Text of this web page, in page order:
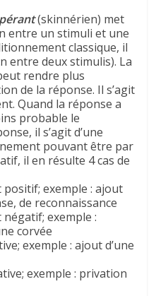
(skinnérien) met
entre un stimuli et une
classique, il
entre deux stimulis). La
rendre plus
de la réponse. Il s’agit
Quand la réponse a
probable le
il s’agit d’une
pouvant être par
il en résulte 4 cas de
exemple : ajout
de reconnaissance
exemple :
corvée
exemple : ajout d’une
exemple : privation